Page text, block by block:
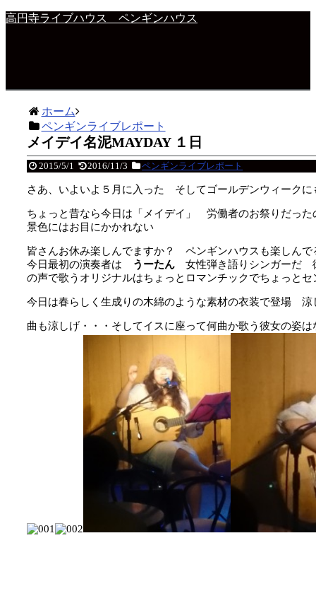
高円寺ライブハウス ペンギンハウス
ホーム
ペンギンライブレポート
メイデイ名泥MAYDAY １日
2015/5/1 2016/11/3 ペンギンライブレポート
さあ、いよいよ５月に入った そしてゴールデンウィークに
ちょっと昔なら今日は「メイデイ」 労働者のお祭りだっ
景色にはお目にかかれない
皆さんお休み楽しんでますか？ ペンギンハウスも楽しんで
今日最初の演奏者は
うーたん 女性弾き語りシンガーだ
の声で歌うオリジナルはちょっとロマンチックでちょっと
今日は春らしく生成りの木綿のような素材の衣装で登場 涼
曲も涼しげ・・・そしてイスに座って何曲か歌う彼女の姿